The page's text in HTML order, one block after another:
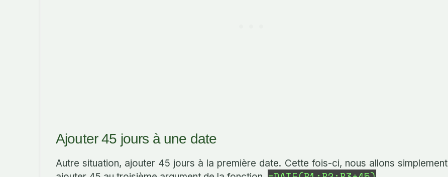
Ajouter 45 jours à une date
Autre situation, ajouter 45 jours à la première date. Cette fois-ci, nous allons simplement